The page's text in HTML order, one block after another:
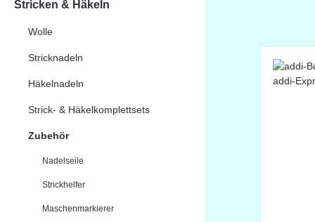
Stricken & Häkeln
Wolle
Stricknadeln
Häkelnadeln
Strick- & Häkelkomplettsets
Zubehör
Nadelseile
Strickhelfer
Maschenmarkierer